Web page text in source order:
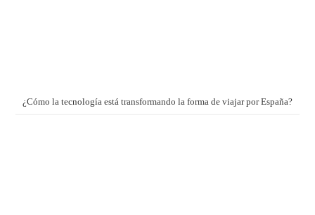
¿Cómo la tecnología está transformando la forma de viajar por España?